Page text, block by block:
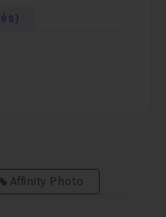
Affinity Photo